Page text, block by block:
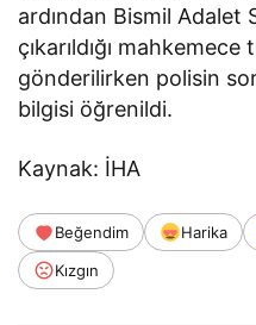
ardından Bismil Adalet
çıkarıldığı
gönderilirken polisin
bilgisi öğrenildi.
Kaynak: İHA
Beğendim Harika
Kızgın